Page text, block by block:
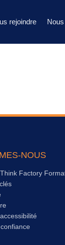
rejoindre
NOUS
Factory